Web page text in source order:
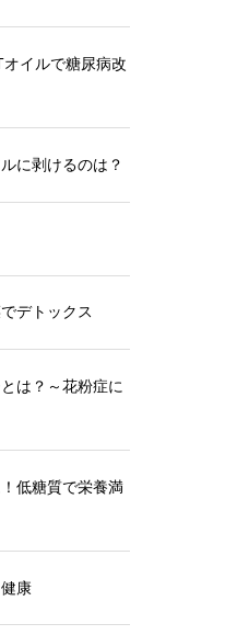
イルで糖尿病改
に剥けるのは？
デトックス
は？～花粉症に
低糖質で栄養満
康